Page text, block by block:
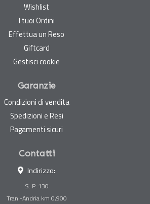
Wishlist
I tuoi Ordini
Effettua un Reso
Giftcard
Gestisci cookie
Garanzie
Condizioni di vendita
Spedizioni e Resi
Pagamenti sicuri
Contatti
Indirizzo:
S. P. 130
Trani-Andria km 0,900